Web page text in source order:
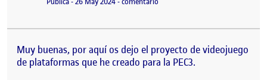
Muy buenas, por aquí os dejo el proyecto de videojuego
de plataformas que he creado para la PEC3.